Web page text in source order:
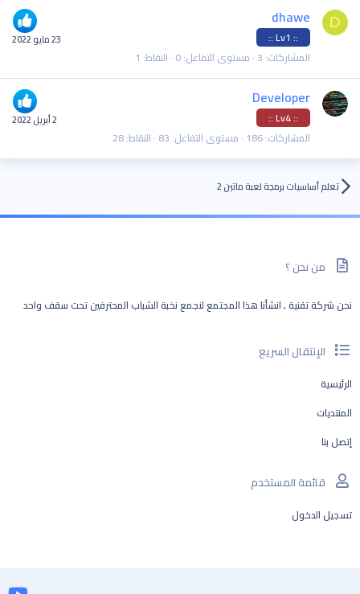
D
23 مايو 2022
dhawe
:: Lv1 ::
المشاركات 3 مستوى التفاعل 0 النقاط 1
2 أبريل 2022
Developer
:: Lv4 ::
المشاركات 186 مستوى التفاعل 83 النقاط 28
تعلم أساسيات برمجة لعبة ماتين 2
من نحن ؟
نحن شركة تقنية , انشأنا هذا المجتمع لنجمع نخبة الشباب المحترفين تحت سقف واحد
الإنتقال السريع
الرئيسية
المنتديات
إتصل بنا
قائمة المستخدم
تسجيل الدخول